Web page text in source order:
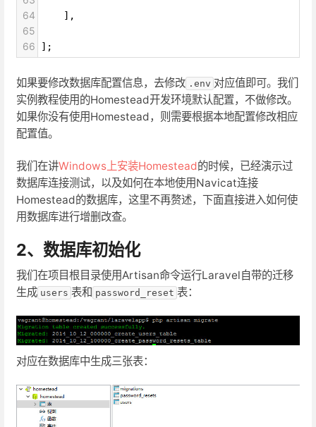
64
    ],
65
66
];
如果要修改数据库配置信息，去修改 .env 对应值即可。我们
实例教程使用的Homestead开发环境默认配置，不做修改。
如果你没有使用Homestead，则需要根据本地配置修改相应
配置值。
我们在讲Windows上安装Homestead的时候，已经演示过
数据库连接测试，以及如何在本地使用Navicat连接
Homestead的数据库，这里不再赘述，下面直接进入如何使
用数据库进行增删改查。
2、数据库初始化
我们在项目根目录使用Artisan命令运行Laravel自带的迁移
生成 users 表和 password_reset 表：
对应在数据库中生成三张表：